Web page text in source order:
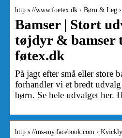
http s://www.foetex.dk › Børn & Leg
Bamser | Stort
tøjdyr & bamser
føtex.dk
På jagt efter små eller store
forhandler vi et bredt
børn. Se hele udvalget her.
http s://ms-my.facebook.com ›